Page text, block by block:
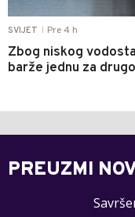
SVIJET Pre 4 h
Zbog niskog
barže jednu za
PREUZMI